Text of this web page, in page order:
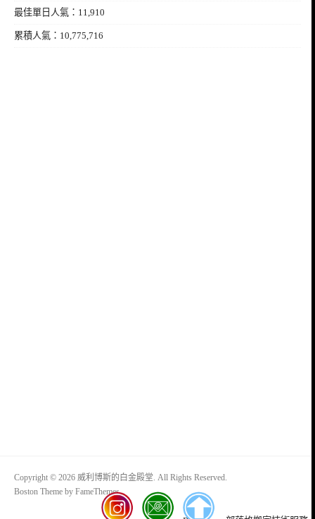
最佳單日人氣：11,910
累積人氣：10,775,716
Copyright © 2026 威利博斯的白金殿堂. All Rights Reserved.
Boston Theme by FameThemes